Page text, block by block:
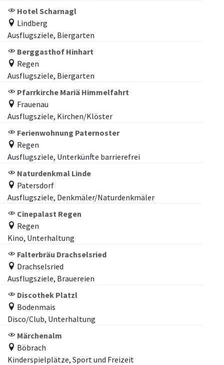
Hotel Scharnagl
Lindberg
Ausflugsziele, Biergarten
Berggasthof Hinhart
Regen
Ausflugsziele, Biergarten
Pfarrkirche Mariä Himmelfahrt
Frauenau
Ausflugsziele, Kirchen/Klöster
Ferienwohnung Paternoster
Regen
Ausflugsziele, Unterkünfte barrierefrei
Naturdenkmal Linde
Patersdorf
Ausflugsziele, Denkmäler/Naturdenkmäler
Cinepalast Regen
Regen
Kino, Unterhaltung
Falterbräu Drachselsried
Drachselsried
Ausflugsziele, Brauereien
Discothek Platzl
Bodenmais
Disco/Club, Unterhaltung
Märchenalm
Böbrach
Kinderspielplätze, Sport und Freizeit